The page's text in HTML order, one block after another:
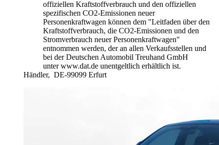
offiziellen Kraftstoffverbrauch und den offiziellen
spezifischen CO2-Emissionen neuer
Personenkraftwagen können dem "Leitfaden über den
Kraftstoffverbrauch, die CO2-Emissionen und den
Stromverbrauch neuer Personenkraftwagen"
entnommen werden, der an allen Verkaufsstellen und
bei der Deutschen Automobil Treuhand GmbH
unter www.dat.de unentgeltlich erhältlich ist.
Händler, DE-99099 Erfurt